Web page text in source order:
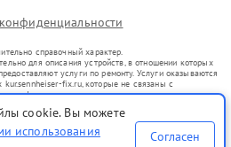
справочный характер.
для описания устройств, в отношении которых
услуги по ремонту. Услуги оказываются
fix.ru, которые не связаны с
их официальными представителями.
введенных в гражданский оборот в соответствии
цели индивидуализации услуг или введения
информирования о предоставляемых услугах по
cookie. Вы можете
использования
Согласен